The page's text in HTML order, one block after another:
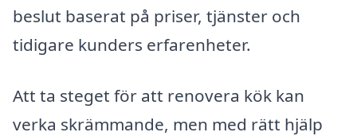
beslut baserat på priser, tjänster och
tidigare kunders erfarenheter.
Att ta steget för att renovera kök kan
verka skrämmande, men med rätt hjälp